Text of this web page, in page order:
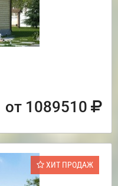
от 1089510
ХИТ ПРОДАЖ